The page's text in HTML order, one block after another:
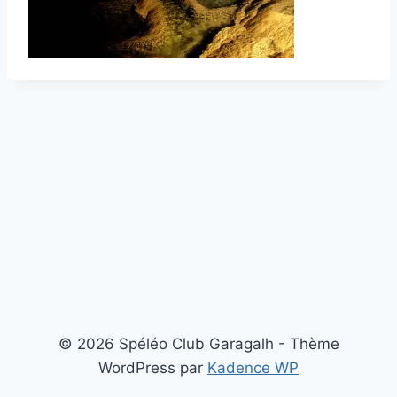
© 2026 Spéléo Club Garagalh - Thème
WordPress par Kadence WP